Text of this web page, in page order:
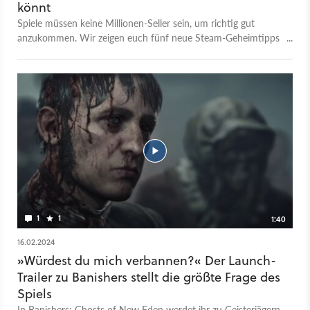
könnt
Spiele müssen keine Millionen-Seller sein, um richtig gut
anzukommen. Wir zeigen euch fünf neue Steam-Geheimtipps
1 1
1:40
16.02.2024
»Würdest du mich verbannen?« Der Launch-
Trailer zu Banishers stellt die größte Frage des
Spiels